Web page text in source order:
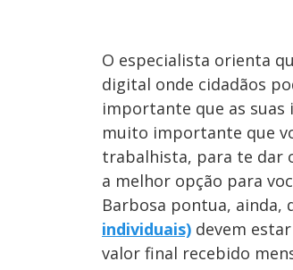
O especialista orienta
digital onde cidadãos
importante que as suas
muito importante que
trabalhista, para te dar
a melhor opção para
Barbosa pontua, ainda,
individuais) devem
valor final recebido